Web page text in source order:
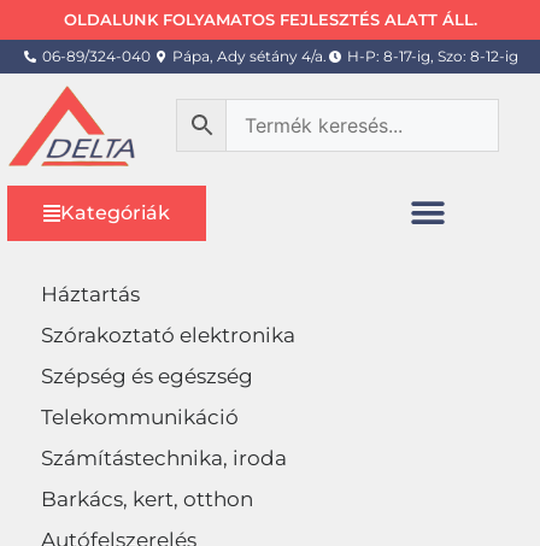
OLDALUNK FOLYAMATOS FEJLESZTÉS ALATT ÁLL.
06-89/324-040 Pápa, Ady sétány 4/a. H-P: 8-17-ig, Szo: 8-12-ig
Kategóriák
Háztartás
Szórakoztató elektronika
Szépség és egészség
Telekommunikáció
Számítástechnika, iroda
Barkács, kert, otthon
Autófelszerelés